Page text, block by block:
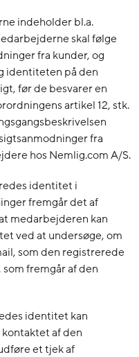
indeholder bl.a.
skal følge
fra kunder, og
identiteten på den
før de besvarer en
artikel 12, stk.
fra
hos Nemlig.com A/S.
identitet i
fremgår det af
medarbejderen kan
ved at undersøge, om
som den registrerede
fremgår af den
identitet kan
af den
et tjek af